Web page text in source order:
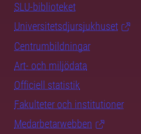
SLU-biblioteket
Universitetsdjursjukhuset
Centrumbildningar
Art- och miljödata
Officiell statistik
Fakulteter och institutioner
Medarbetarwebben